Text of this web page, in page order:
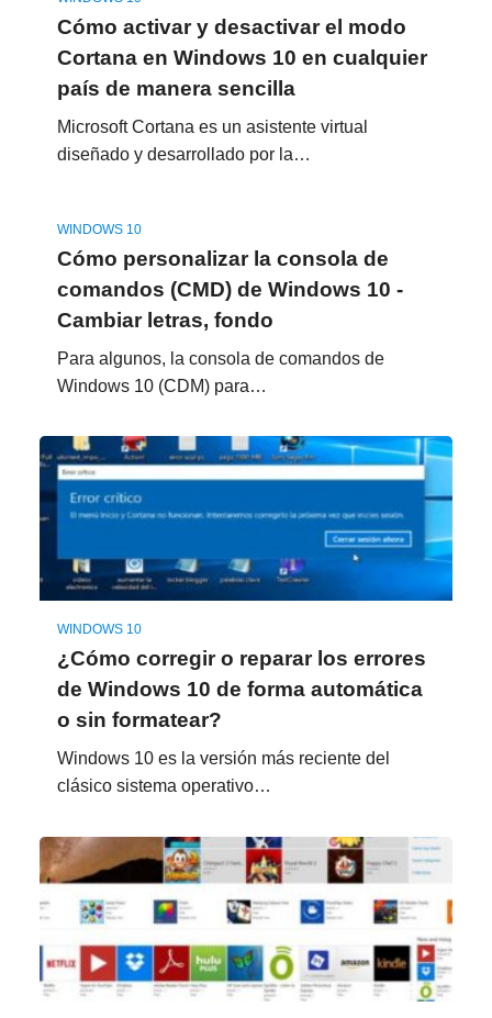
Cómo activar y desactivar el modo
Cortana en Windows 10 en cualquier
país de manera sencilla
Microsoft Cortana es un asistente virtual
diseñado y desarrollado por la…
WINDOWS 10
Cómo personalizar la consola de
comandos (CMD) de Windows 10 -
Cambiar letras, fondo
Para algunos, la consola de comandos de
Windows 10 (CDM) para…
WINDOWS 10
¿Cómo corregir o reparar los errores
de Windows 10 de forma automática
o sin formatear?
Windows 10 es la versión más reciente del
clásico sistema operativo…